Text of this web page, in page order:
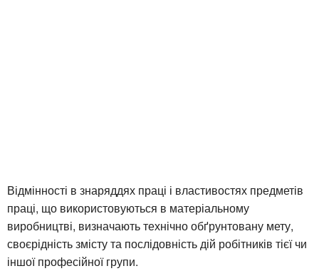
Відмінності в знаряддях праці і властивостях предметів
праці, що використовуються в матеріальному
виробництві, визначають технічно обґрунтовану мету,
своєрідність змісту та послідовність дій робітників тієї чи
іншої професійної групи.